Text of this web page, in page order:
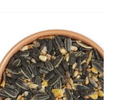
Mais,